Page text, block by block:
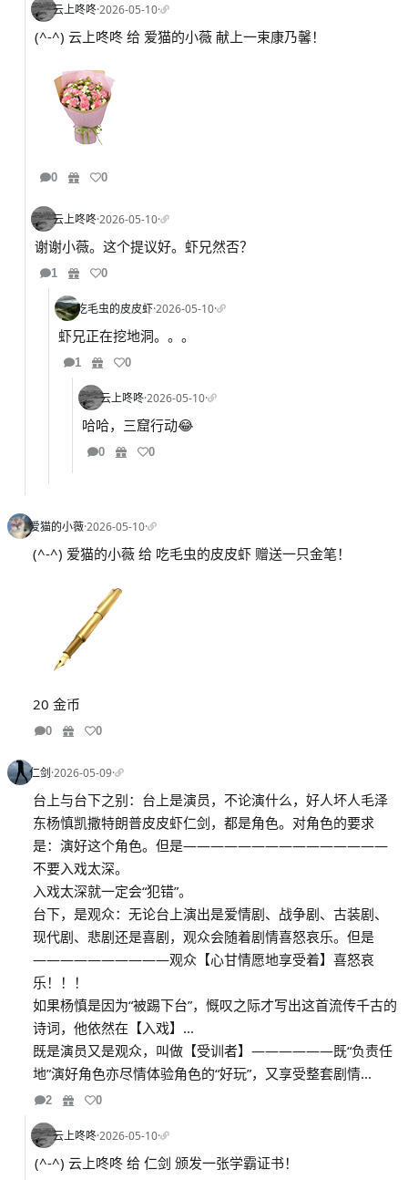
云上咚咚·2026-05-10·
(^-^) 云上咚咚 给 爱猫的小薇 献上一束康乃馨！
0 0
云上咚咚·2026-05-10·
谢谢小薇。这个提议好。虾兄然否？
1 0
吃毛虫的皮皮虾·2026-05-10·
虾兄正在挖地洞。。。
1 0
云上咚咚·2026-05-10·
哈哈，三窟行动😂
0 0
爱猫的小薇·2026-05-10·
(^-^) 爱猫的小薇 给 吃毛虫的皮皮虾 赠送一只金笔！
20 金币
0 0
仁剑·2026-05-09·
台上与台下之别：台上是演员，不论演什么，好人坏人毛泽
东杨慎凯撒特朗普皮皮虾仁剑，都是角色。对角色的要求
是：演好这个角色。但是———————————————
不要入戏太深。
入戏太深就一定会“犯错”。
台下，是观众：无论台上演出是爱情剧、战争剧、古装剧、
现代剧、悲剧还是喜剧，观众会随着剧情喜怒哀乐。但是
——————————观众【心甘情愿地享受着】喜怒哀
乐！！！
如果杨慎是因为“被踢下台”，慨叹之际才写出这首流传千古的
诗词，他依然在【入戏】...
既是演员又是观众，叫做【受训者】——————既“负责任
地”演好角色亦尽情体验角色的“好玩”，又享受整套剧情...
2 0
云上咚咚·2026-05-10·
(^-^) 云上咚咚 给 仁剑 颁发一张学霸证书！